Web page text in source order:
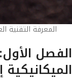
المعرفة
الفصل